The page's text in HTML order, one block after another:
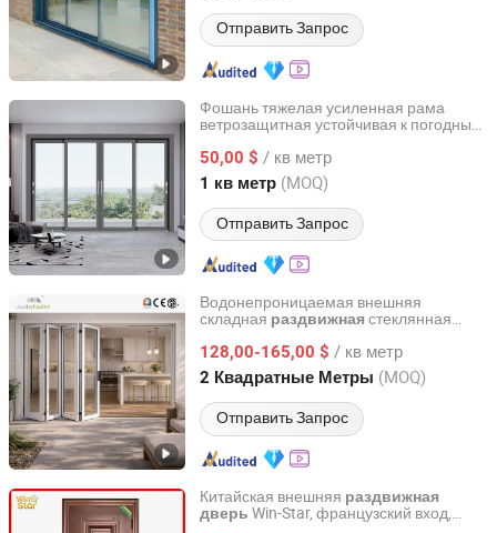
Отправить Запрос
Фошань тяжелая усиленная рама
ветрозащитная устойчивая к погодным
алюминиеваянаружная и внутренняя
раздвижная дверь
отеля
50,00 $ / кв метр
1 кв метр (MOQ)
Отправить Запрос
Foshan Starveil Building Materials Technology Co., Ltd.
Guangdong, China с 2025
Водонепроницаемая внешняя
складная раздвижная стеклянная
128,00-165,00 $ / кв метр
2 Квадратные Метры (MOQ)
Отправить Запрос
Foshan Multishades Group Co., Limited
Guangdong, China с 2025
Китайская внешняя раздвижная
дверь Win-Star, французский вход,
Chengdu Win-Star Supply Chain Management Company